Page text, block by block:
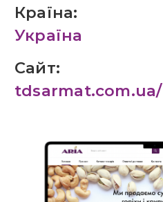
Країна:
Україна
Сайт:
tdsarmat.com.ua/